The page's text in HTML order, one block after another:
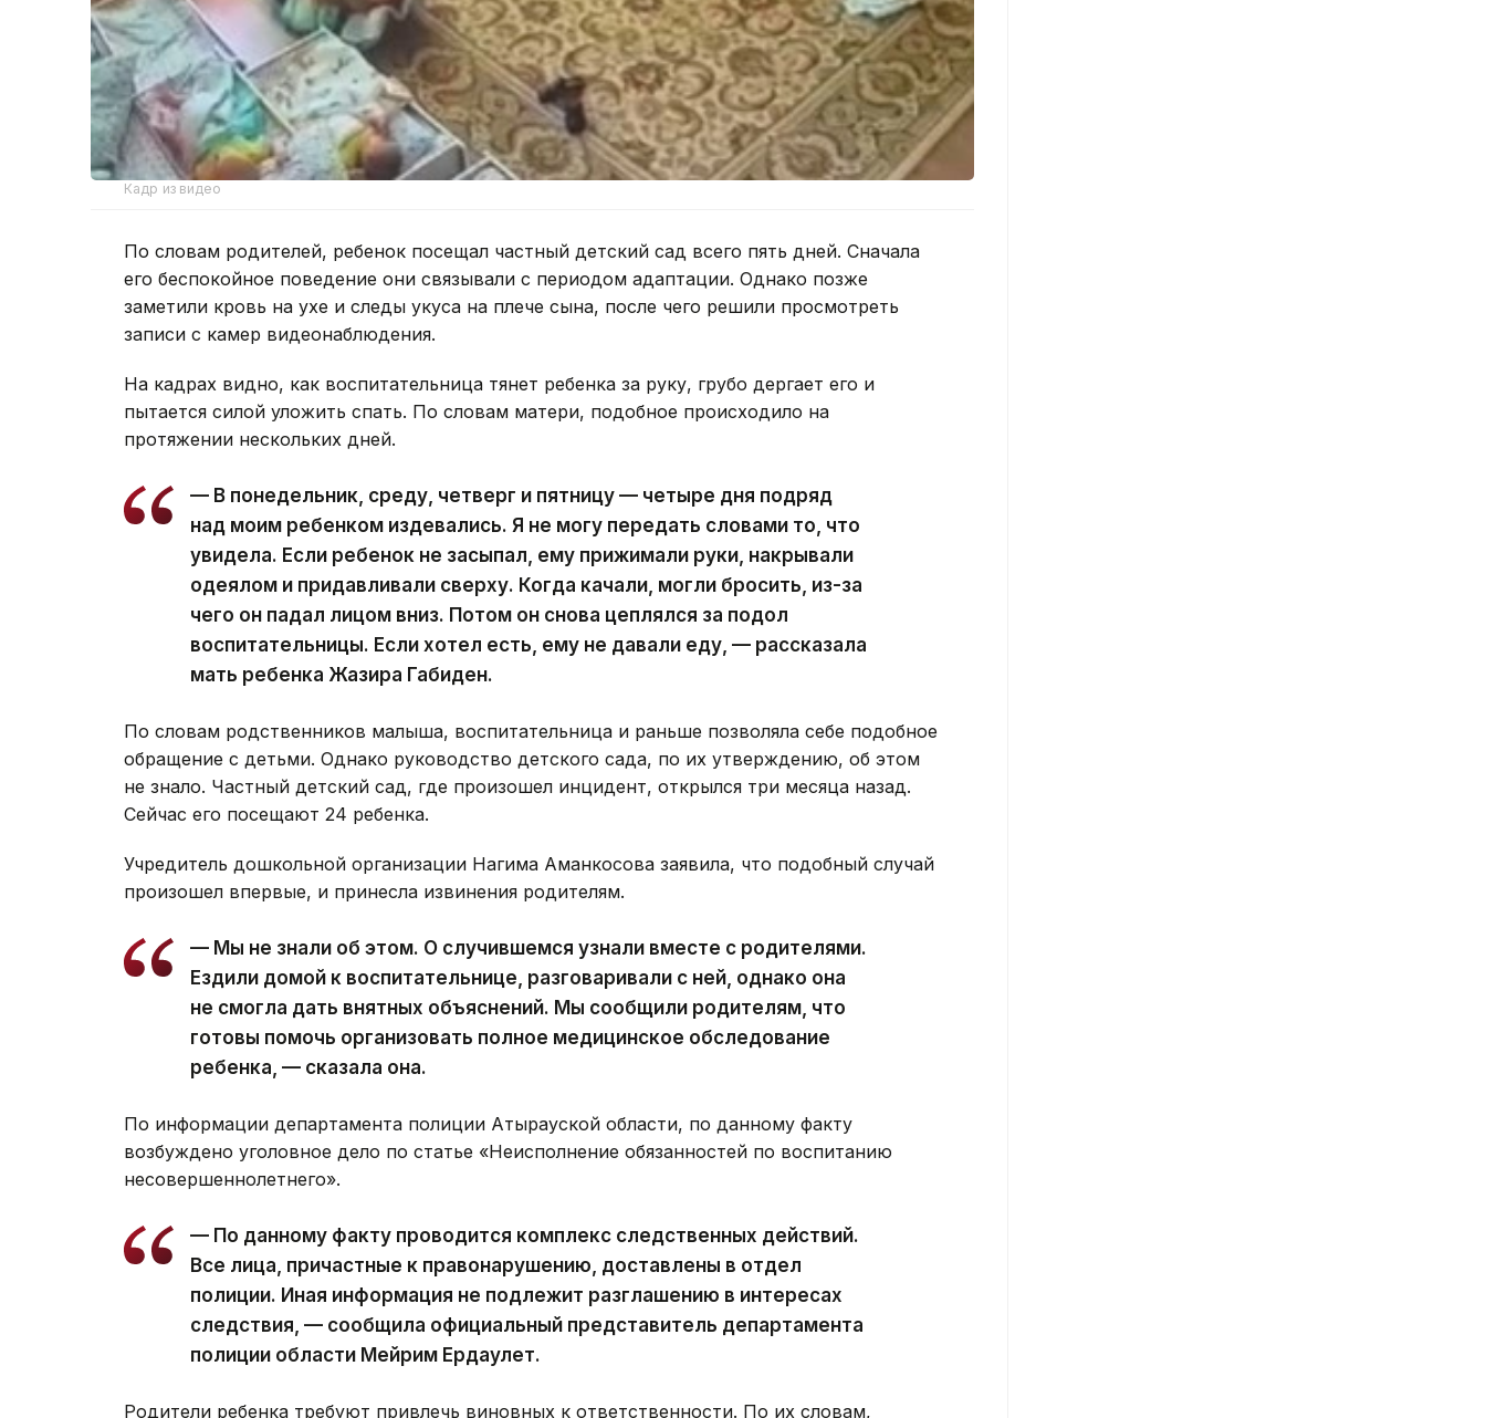
Кадр из видео
По словам родителей, ребенок посещал частный детский сад всего пять дней. Сначала
его беспокойное поведение они связывали с периодом адаптации. Однако позже
заметили кровь на ухе и следы укуса на плече сына, после чего решили просмотреть
записи с камер видеонаблюдения.
На кадрах видно, как воспитательница тянет ребенка за руку, грубо дергает его и
пытается силой уложить спать. По словам матери, подобное происходило на
протяжении нескольких дней.
— В понедельник, среду, четверг и пятницу — четыре дня подряд
над моим ребенком издевались. Я не могу передать словами то, что
увидела. Если ребенок не засыпал, ему прижимали руки, накрывали
одеялом и придавливали сверху. Когда качали, могли бросить, из-за
чего он падал лицом вниз. Потом он снова цеплялся за подол
воспитательницы. Если хотел есть, ему не давали еду, — рассказала
мать ребенка Жазира Габиден.
По словам родственников малыша, воспитательница и раньше позволяла себе подобное
обращение с детьми. Однако руководство детского сада, по их утверждению, об этом
не знало. Частный детский сад, где произошел инцидент, открылся три месяца назад.
Сейчас его посещают 24 ребенка.
Учредитель дошкольной организации Нагима Аманкосова заявила, что подобный случай
произошел впервые, и принесла извинения родителям.
— Мы не знали об этом. О случившемся узнали вместе с родителями.
Ездили домой к воспитательнице, разговаривали с ней, однако она
не смогла дать внятных объяснений. Мы сообщили родителям, что
готовы помочь организовать полное медицинское обследование
ребенка, — сказала она.
По информации департамента полиции Атырауской области, по данному факту
возбуждено уголовное дело по статье «Неисполнение обязанностей по воспитанию
несовершеннолетнего».
— По данному факту проводится комплекс следственных действий.
Все лица, причастные к правонарушению, доставлены в отдел
полиции. Иная информация не подлежит разглашению в интересах
следствия, — сообщила официальный представитель департамента
полиции области Мейрим Ердаулет.
Родители ребенка требуют привлечь виновных к ответственности. По их словам,